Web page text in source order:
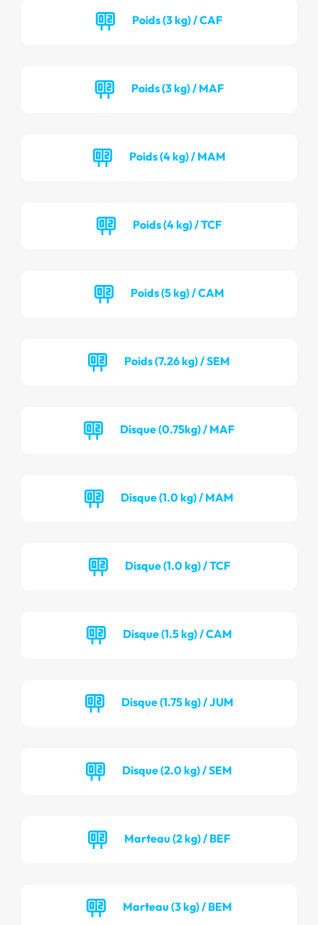
Poids (3 kg) / CAF
Poids (3 kg) / MAF
Poids (4 kg) / MAM
Poids (4 kg) / TCF
Poids (5 kg) / CAM
Poids (7.26 kg) / SEM
Disque (0.75kg) / MAF
Disque (1.0 kg) / MAM
Disque (1.0 kg) / TCF
Disque (1.5 kg) / CAM
Disque (1.75 kg) / JUM
Disque (2.0 kg) / SEM
Marteau (2 kg) / BEF
Marteau (3 kg) / BEM